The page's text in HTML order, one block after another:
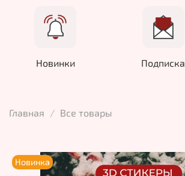
Новинки Подписка
Главная Все товары
Новинка